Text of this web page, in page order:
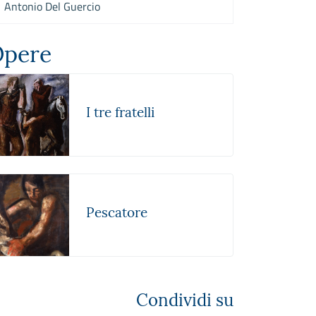
Antonio Del Guercio
I tre fratelli
Pescatore
Condividi su